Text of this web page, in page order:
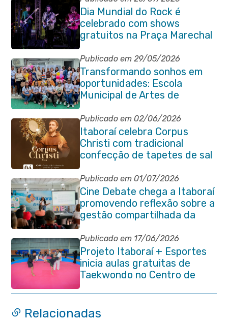
Dia Mundial do Rock é
celebrado com shows
gratuitos na Praça Marechal
Floriano Peixoto
Publicado em 29/05/2026
Transformando sonhos em
oportunidades: Escola
Municipal de Artes de
Itaboraí completa 37 anos de
história
Publicado em 02/06/2026
Itaboraí celebra Corpus
Christi com tradicional
confecção de tapetes de sal
e programação religiosa na
Avenida 22 de Maio
Publicado em 01/07/2026
Cine Debate chega a Itaboraí
promovendo reflexão sobre a
gestão compartilhada da
Baía de Guanabara
Publicado em 17/06/2026
Projeto Itaboraí + Esportes
inicia aulas gratuitas de
Taekwondo no Centro de
Lutas
Relacionadas